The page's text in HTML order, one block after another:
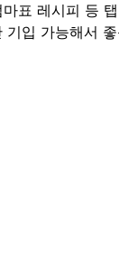
표 레시피 등
기입 가능해서